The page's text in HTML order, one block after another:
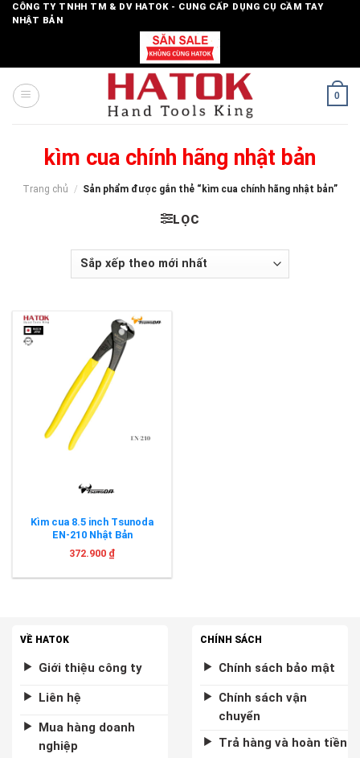
SkipCÔNG TY TNHH TM & DV HATOK - CUNG CẤP DỤNG CỤ CẦM TAY
NHẬT BẢN
0
kìm cua chính hãng nhật bản
Trang chủ / Sản phẩm được gắn thẻ “kìm cua chính hãng nhật bản”
LỌC
Kìm cua 8.5 inch Tsunoda
EN-210 Nhật Bản
372.900 ₫
VỀ HATOK
Giới thiệu công ty
Liên hệ
Mua hàng doanh
nghiệp
CHÍNH SÁCH
Chính sách bảo mật
Chính sách vận
chuyển
Trả hàng và hoàn tiền